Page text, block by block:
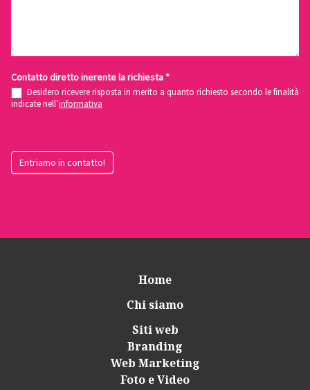
Contatto diretto inerente la richiesta*
Desidero ricevere risposta in merito a quanto richiesto secondo le finalità
indicate nell’informativa
Entriamo in contatto!
Home
Chi siamo
Siti web
Branding
Web Marketing
Foto e Video